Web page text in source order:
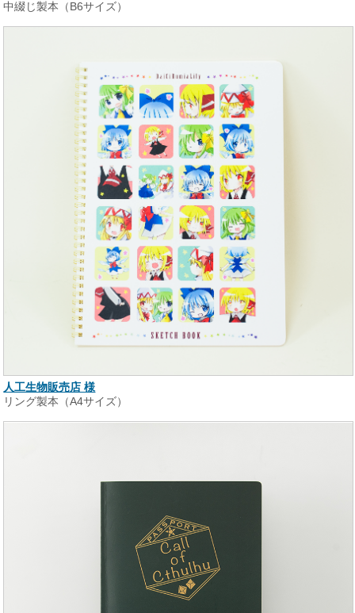
中綴じ製本（B6サイズ）
人工生物販売店 様
リング製本（A4サイズ）